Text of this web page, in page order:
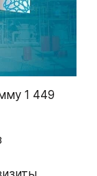
1 449